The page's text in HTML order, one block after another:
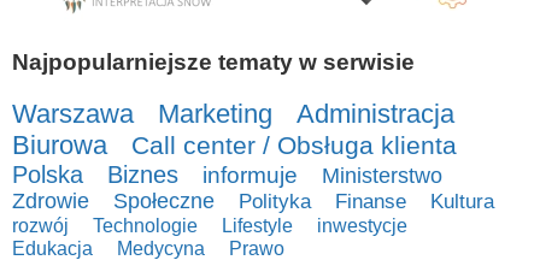
Najpopularniejsze tematy w serwisie
Warszawa Marketing
Administracja
Biurowa
Call center / Obsługa klienta
Polska Biznes informuje Ministerstwo
Zdrowie Społeczne Polityka Finanse Kultura
rozwój Technologie Lifestyle
inwestycje
Edukacja
Medycyna Prawo